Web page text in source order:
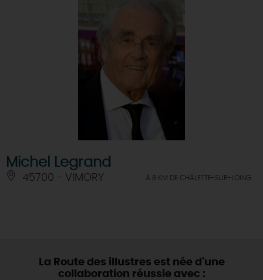
Michel Legrand
45700 - VIMORY À 8 KM DE CHÂLETTE-SUR-LOING
La Route des illustres est née d'une
collaboration réussie avec :